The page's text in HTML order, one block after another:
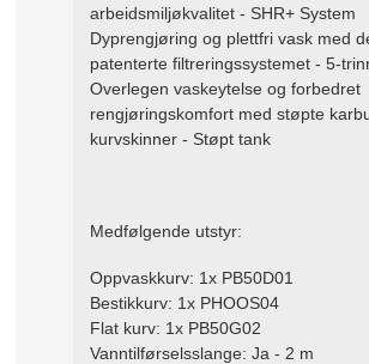
arbeidsmiljøkvalitet - SHR+ System
Dyprengjøring og plettfri vask med
patenterte filtreringssystemet - 5-
Overlegen vaskeytelse og forbedret
rengjøringskomfort med støpte
kurvskinner - Støpt tank
Medfølgende utstyr:
Oppvaskkurv: 1x PB50D01
Bestikkurv: 1x PHOOS04
Flat kurv: 1x PB50G02
Vanntilførselsslange: Ja - 2 m